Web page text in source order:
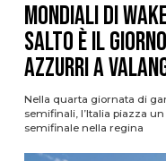
Mondiali di
Salto è il
azzurri a
Nella quarta giornata di
semifinali, l’Italia piazza
semifinale nella regina